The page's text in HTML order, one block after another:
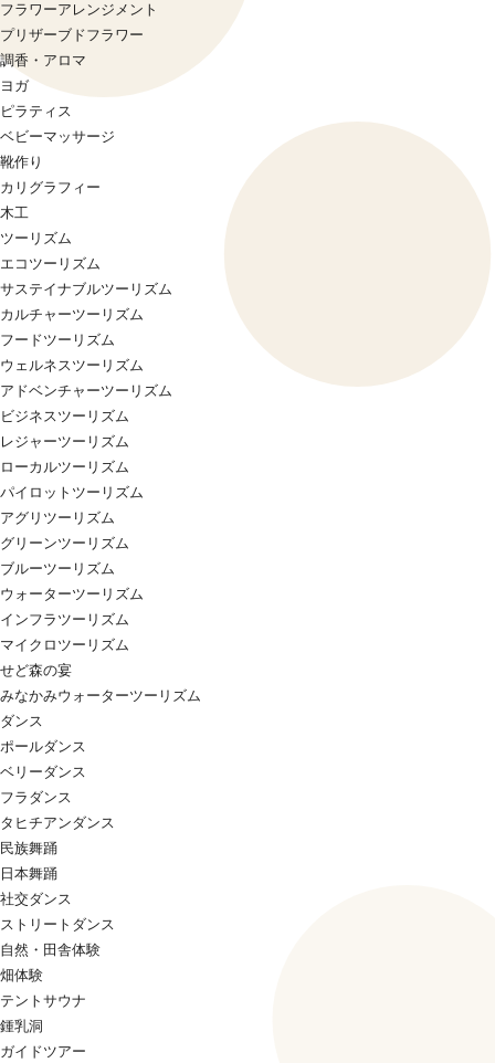
フラワーアレンジメント
プリザーブドフラワー
調香・アロマ
ヨガ
ピラティス
ベビーマッサージ
靴作り
カリグラフィー
木工
ツーリズム
エコツーリズム
サステイナブルツーリズム
カルチャーツーリズム
フードツーリズム
ウェルネスツーリズム
アドベンチャーツーリズム
ビジネスツーリズム
レジャーツーリズム
ローカルツーリズム
パイロットツーリズム
アグリツーリズム
グリーンツーリズム
ブルーツーリズム
ウォーターツーリズム
インフラツーリズム
マイクロツーリズム
せど森の宴
みなかみウォーターツーリズム
ダンス
ポールダンス
ベリーダンス
フラダンス
タヒチアンダンス
民族舞踊
日本舞踊
社交ダンス
ストリートダンス
自然・田舎体験
畑体験
テントサウナ
鍾乳洞
ガイドツアー